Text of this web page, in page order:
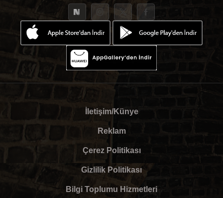
İletişim/Künye
Reklam
Çerez Politikası
Gizlilik Politikası
Bilgi Toplumu Hizmetleri